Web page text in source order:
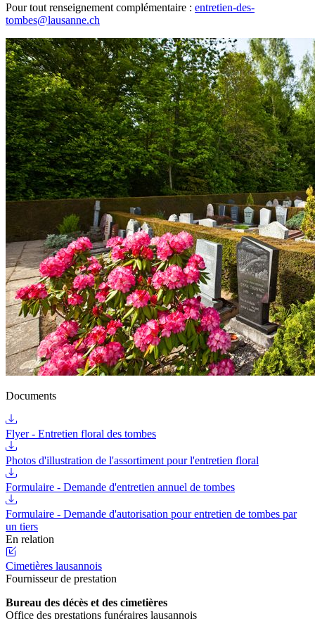
Pour tout renseignement complémentaire : entretien-des-
tombes@lausanne.ch
Documents
Flyer - Entretien floral des tombes
Photos d'illustration de l'assortiment pour l'entretien floral
Formulaire - Demande d'entretien annuel de tombes
Formulaire - Demande d'autorisation pour entretien de tombes par
un tiers
En relation
Cimetières lausannois
Fournisseur de prestation
Bureau des décès et des cimetières
Office des prestations funéraires lausannois